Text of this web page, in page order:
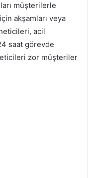
müşterilerle
akşamları veya
acil
saat görevde
zor müşteriler